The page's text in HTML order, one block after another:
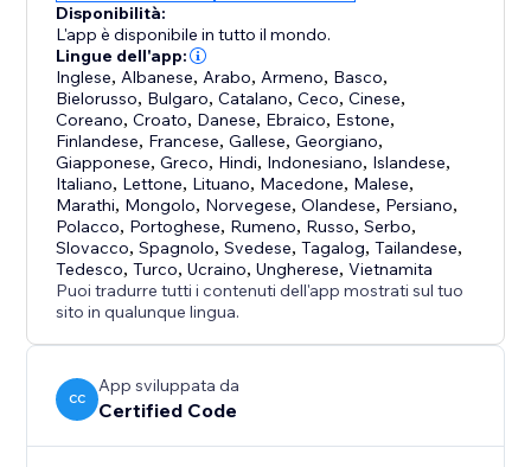
Disponibilità:
L'app è disponibile in tutto il mondo.
Lingue dell'app:
Inglese, Albanese, Arabo, Armeno, Basco,
Bielorusso, Bulgaro,Catalano,Ceco,Cinese,
Coreano,Croato, Danese, Ebraico, Estone,
Finlandese, Francese,Gallese,Georgiano,
Giapponese,Greco, Hindi, Indonesiano, Islandese,
Italiano, Lettone, Lituano, Macedone, Malese,
Marathi, Mongolo, Norvegese,Olandese, Persiano,
Polacco, Portoghese, Rumeno, Russo,Serbo,
Slovacco,Spagnolo,Svedese,Tagalog,Tailandese,
Tedesco,Turco,Ucraino,Ungherese,Vietnamita
Puoi tradurre tutti i contenuti dell'app mostrati sul tuo
sito in qualunque lingua.
CC
App sviluppata da
Certified Code